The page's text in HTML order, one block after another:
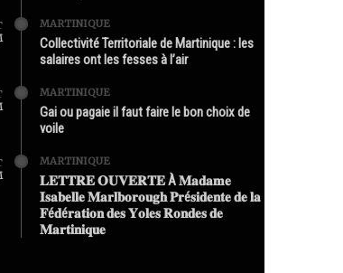
MARTINIQUE
Collectivité Territoriale de Martinique : les
salaires ont les fesses à l’air
MARTINIQUE
Gai ou pagaie il faut faire le bon choix de
voile
MARTINIQUE
𝐋𝐄𝐓𝐓𝐑𝐄 𝐎𝐔𝐕𝐄𝐑𝐓𝐄 À 𝐌𝐚𝐝𝐚𝐦𝐞
𝐈𝐬𝐚𝐛𝐞𝐥𝐥𝐞 𝐌𝐚𝐫𝐥𝐛𝐨𝐫𝐨𝐮𝐠𝐡 𝐏𝐫é𝐬𝐢𝐝𝐞𝐧𝐭𝐞 𝐝𝐞 𝐥𝐚
𝐅é𝐝é𝐫𝐚𝐭𝐢𝐨𝐧 𝐝𝐞𝐬 𝐘𝐨𝐥𝐞𝐬 𝐑𝐨𝐧𝐝𝐞𝐬 𝐝𝐞
𝐌𝐚𝐫𝐭𝐢𝐧𝐢𝐪𝐮𝐞